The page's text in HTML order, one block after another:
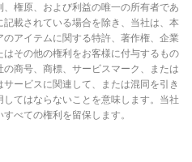
権原、および利益の唯一の所有者であ
載されている場合を除き、当社は、本
アイテムに関する特許、著作権、企業
その他の権利をお客様に付与するもの
商号、商標、サービスマーク、または
ービスに関連して、または混同を引き
てはならないことを意味します。当社
べての権利を留保します。